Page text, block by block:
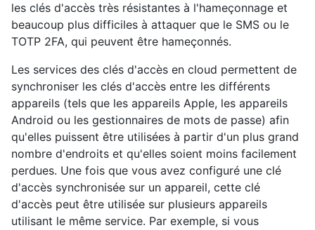
les clés d'accès très résistantes à l'hameçonnage et
beaucoup plus difficiles à attaquer que le SMS ou le
TOTP 2FA, qui peuvent être hameçonnés.
Les services des clés d'accès en cloud permettent de
synchroniser les clés d'accès entre les différents
appareils (tels que les appareils Apple, les appareils
Android ou les gestionnaires de mots de passe) afin
qu'elles puissent être utilisées à partir d'un plus grand
nombre d'endroits et qu'elles soient moins facilement
perdues. Une fois que vous avez configuré une clé
d'accès synchronisée sur un appareil, cette clé
d'accès peut être utilisée sur plusieurs appareils
utilisant le même service. Par exemple, si vous